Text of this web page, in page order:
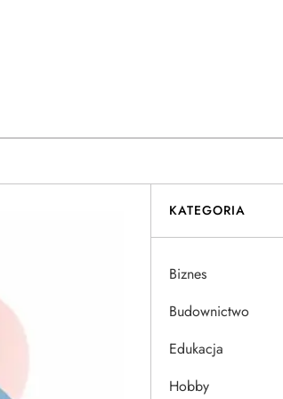
KATEGORIA
Biznes
Budownictwo
Edukacja
Hobby